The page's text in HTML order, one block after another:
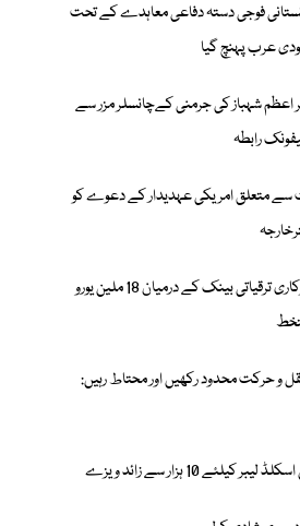
فوجی دستہ دفاعی معاہدے کے تحت
عرب پہنچ گیا
اعظم شہباز کی جرمنی کےچانسلر مزر سے
رابطہ
سے متعلق امریکی عہدیدار کے دعوے کو
پاکستان اور جرمنی کے سرکاری ترقیاتی بینک کے درمیان 18 ملین یورو
و حرکت محدود رکھیں اور محتاط رہیں:
10 ہزار سے زائد ویزے